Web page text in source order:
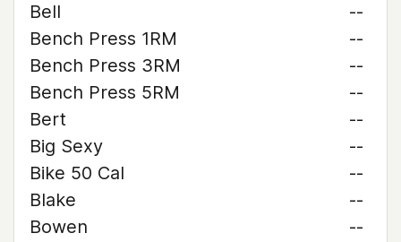
Bell
--
Bench Press 1RM
--
Bench Press 3RM
--
Bench Press 5RM
--
Bert
--
Big Sexy
--
Bike 50 Cal
--
Blake
--
Bowen
--